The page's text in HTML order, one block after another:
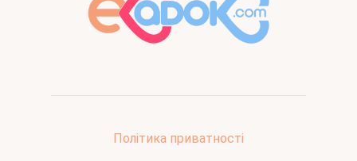
Політика приватності